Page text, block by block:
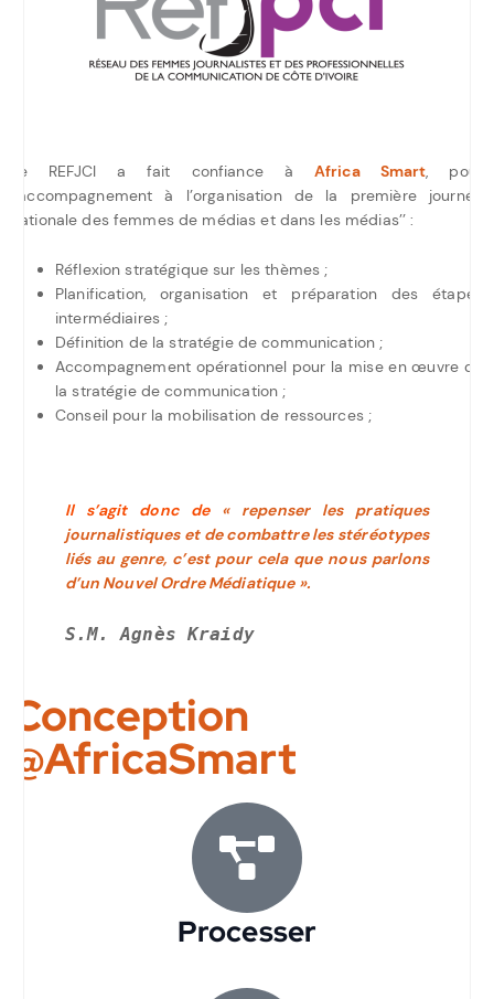
Le REFJCI a fait confiance à Africa Smart, pour
l’accompagnement à l’organisation de la première journée
nationale des femmes de médias et dans les médias’’ :
Réflexion stratégique sur les thèmes ;
Planification, organisation et préparation des étapes
intermédiaires ;
Définition de la stratégie de communication ;
Accompagnement opérationnel pour la mise en œuvre de
la stratégie de communication ;
Conseil pour la mobilisation de ressources ;
Il s’agit donc de « repenser les pratiques
journalistiques et de combattre les stéréotypes
liés au genre, c’est pour cela que nous parlons
d’un Nouvel Ordre Médiatique ».
S.M. Agnès Kraidy
Conception
@AfricaSmart
Processer